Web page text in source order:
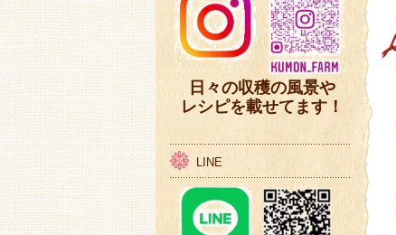
日々の収穫の風景や
レシピを載せてます！
LINE